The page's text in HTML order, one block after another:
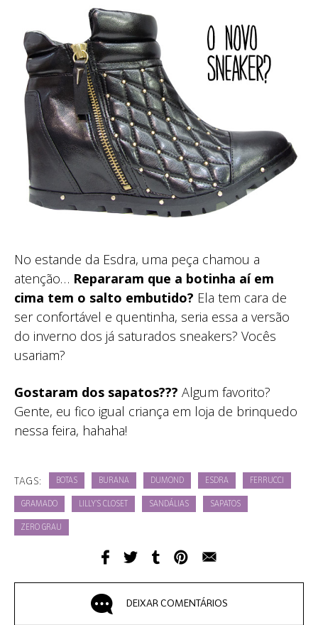
No estande da Esdra, uma peça chamou a
atenção… Repararam que a botinha aí em
cima tem o salto embutido? Ela tem cara de
ser confortável e quentinha, seria essa a versão
do inverno dos já saturados sneakers? Vocês
usariam?
Gostaram dos sapatos??? Algum favorito?
Gente, eu fico igual criança em loja de brinquedo
nessa feira, hahaha!
TAGS: BOTAS BURANA DUMOND ESDRA FERRUCCI
GRAMADO LILLY'S CLOSET SANDÁLIAS SAPATOS
ZERO GRAU
DEIXAR COMENTÁRIOS